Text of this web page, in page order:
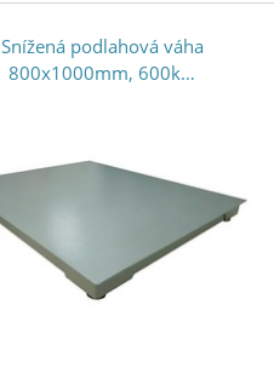
Snížená podlahová váha
800x1000mm, 600k…